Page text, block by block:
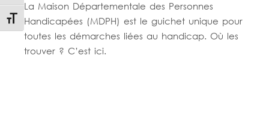
Changer la taille de la police
La Maison Départementale des Personnes
Handicapées (MDPH) est le guichet unique pour
toutes les démarches liées au handicap. Où les
trouver ? C’est ici.